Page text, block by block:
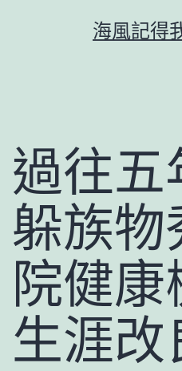
海風記得
過往五
躲族物
院健
生涯改